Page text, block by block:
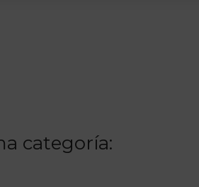
categoría: